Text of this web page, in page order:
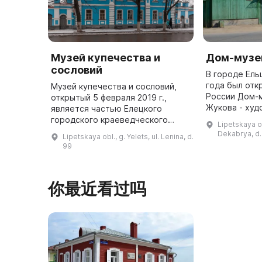
Музей купечества и
сословий
Музей купечества и сословий,
открытый 5 февраля 2019 г.,
является частью Елецкого
городского краеведческого
трехэтажном доме XIX века,
Lipetskaya obl., g. Yelets, ul. Lenina, d.
99
Дом-
В городе
года был
России Дом-
Жукова -
рисунков,
Lipetskaya
Dekabrya,
你最近看过吗